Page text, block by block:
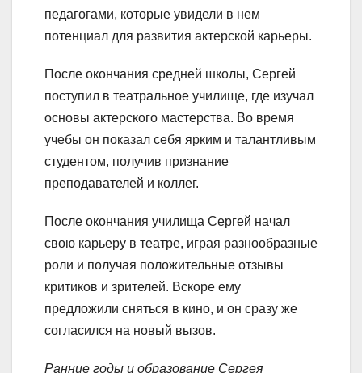
педагогами, которые увидели в нем
потенциал для развития актерской карьеры.
После окончания средней школы, Сергей
поступил в театральное училище, где изучал
основы актерского мастерства. Во время
учебы он показал себя ярким и талантливым
студентом, получив признание
преподавателей и коллег.
После окончания училища Сергей начал
свою карьеру в театре, играя разнообразные
роли и получая положительные отзывы
критиков и зрителей. Вскоре ему
предложили сняться в кино, и он сразу же
согласился на новый вызов.
Ранние годы и образование Сергея